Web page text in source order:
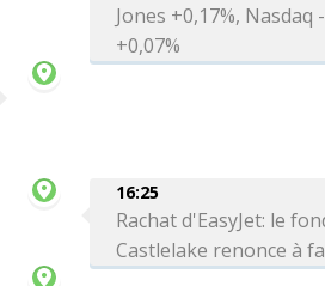
Jones +0,17%, Nasdaq
+0,07%
16:25
Rachat d'EasyJet: le
Castlelake renonce à